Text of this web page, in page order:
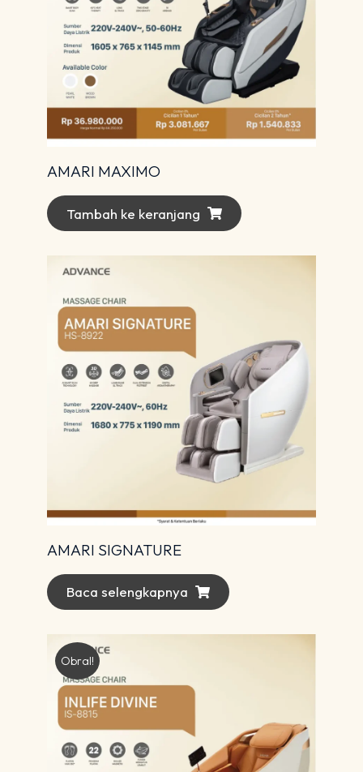
AMARI MAXIMO
Tambah ke keranjang
AMARI SIGNATURE
Baca selengkapnya
Obral!